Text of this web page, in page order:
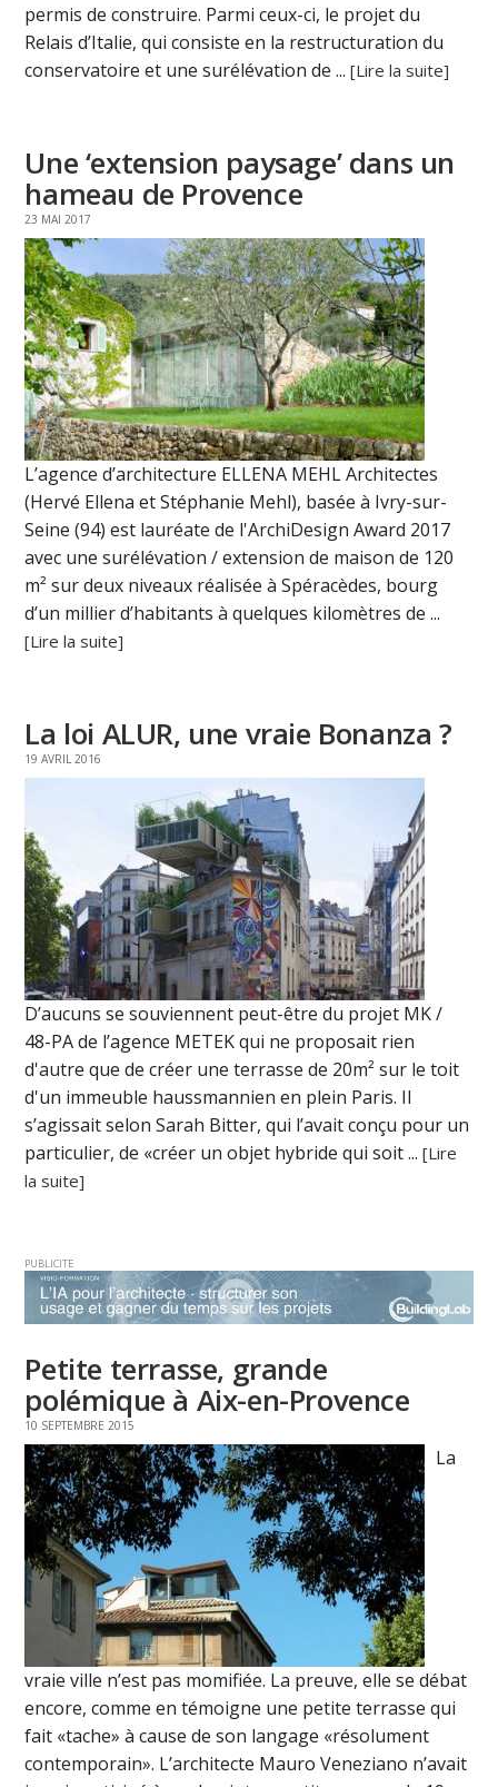
permis de construire. Parmi ceux-ci, le projet du
Relais d’Italie, qui consiste en la restructuration du
conservatoire et une surélévation de ...[Lire la suite]
Une ‘extension paysage’ dans un
hameau de Provence
23 MAI 2017
L’agence d’architecture ELLENA MEHL Architectes
(Hervé Ellena et Stéphanie Mehl), basée à Ivry-sur-
Seine (94) est lauréate de l'ArchiDesign Award 2017
avec une surélévation / extension de maison de 120
m² sur deux niveaux réalisée à Spéracèdes, bourg
d’un millier d’habitants à quelques kilomètres de ...
[Lire la suite]
La loi ALUR, une vraie Bonanza ?
19 AVRIL 2016
D’aucuns se souviennent peut-être du projet MK /
48-PA de l’agence METEK qui ne proposait rien
d'autre que de créer une terrasse de 20m² sur le toit
d'un immeuble haussmannien en plein Paris. Il
s’agissait selon Sarah Bitter, qui l’avait conçu pour un
particulier, de «créer un objet hybride qui soit ...[Lire
la suite]
PUBLICITE
Petite terrasse, grande
polémique à Aix-en-Provence
10 SEPTEMBRE 2015
La
vraie ville n’est pas momifiée. La preuve, elle se débat
encore, comme en témoigne une petite terrasse qui
fait «tache» à cause de son langage «résolument
contemporain». L’architecte Mauro Veneziano n’avait